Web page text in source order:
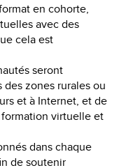
en cohorte,
avec des
cela est
seront
zones rurales ou
et à Internet, et de
virtuelle et
dans chaque
de soutenir